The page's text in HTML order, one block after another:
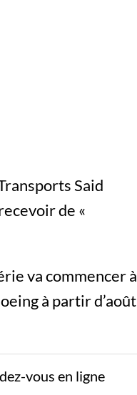
Said
de «
va commencer à
à partir d’août
vous en ligne